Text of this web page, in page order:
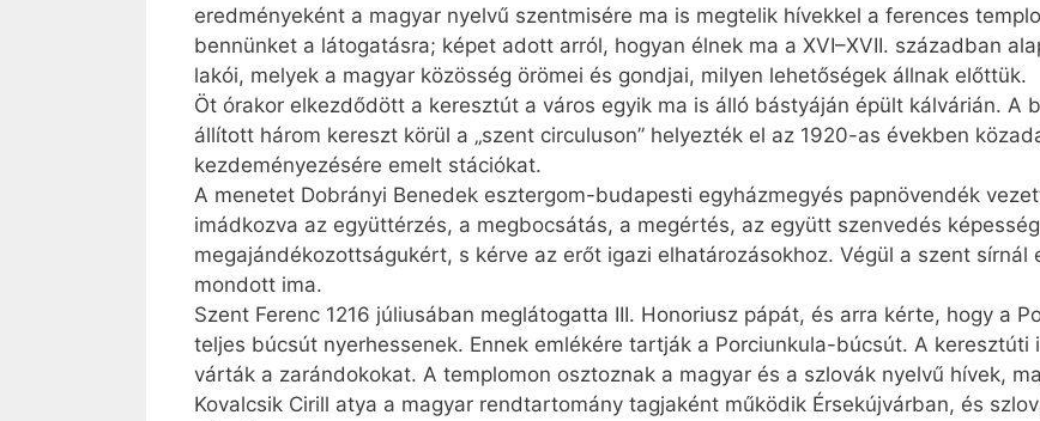
eredményeként a magyar nyelvű szentmisére ma is megtelik hívekkel a ferences
bennünket a látogatásra; képet adott arról, hogyan élnek ma a XVI–XVII. században
lakói, melyek a magyar közösség örömei és gondjai, milyen lehetőségek állnak előttük.
Öt órakor elkezdődött a keresztút a város egyik ma is álló bástyáján épült kálvárián. A
állított három kereszt körül a „szent circu­luson” helyezték el az 1920-as években
kezdeményezésére emelt stációkat.
A menetet Dobrányi Benedek esztergom-budapesti egyházmegyés pap­növendék
imádkozva az együttérzés, a megbocsátás, a megértés, az együtt szenvedés
megajándékozottságukért, s kérve az erőt igazi elhatározásokhoz. Végül a szent
mondott ima.
Szent Ferenc 1216 júliusában meglátogatta III. Honoriusz pápát, és arra kérte, hogy a
teljes búcsút nyerhessenek. Ennek emlékére tartják a Porciunkula-búcsút. A
várták a zarándokokat. A templomon osztoznak a magyar és a szlovák nyelvű hívek,
Kovalcsik Cirill atya a magyar rendtartomány tagjaként működik Érsekújvárban, és